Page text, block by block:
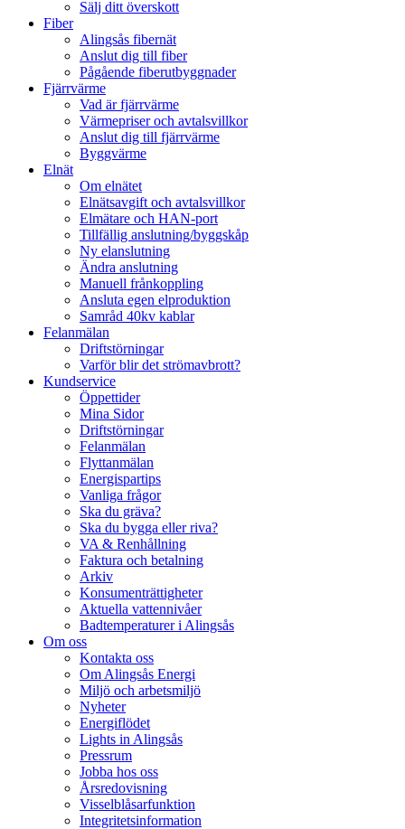
Sälj ditt överskott
Fiber
Alingsås fibernät
Anslut dig till fiber
Pågående fiberutbyggnader
Fjärrvärme
Vad är fjärrvärme
Värmepriser och avtalsvillkor
Anslut dig till fjärrvärme
Byggvärme
Elnät
Om elnätet
Elnätsavgift och avtalsvillkor
Elmätare och HAN-port
Tillfällig anslutning/byggskåp
Ny elanslutning
Ändra anslutning
Manuell frånkoppling
Ansluta egen elproduktion
Samråd 40kv kablar
Felanmälan
Driftstörningar
Varför blir det strömavbrott?
Kundservice
Öppettider
Mina Sidor
Driftstörningar
Felanmälan
Flyttanmälan
Energispartips
Vanliga frågor
Ska du gräva?
Ska du bygga eller riva?
VA & Renhållning
Faktura och betalning
Arkiv
Konsumenträttigheter
Aktuella vattennivåer
Badtemperaturer i Alingsås
Om oss
Kontakta oss
Om Alingsås Energi
Miljö och arbetsmiljö
Nyheter
Energiflödet
Lights in Alingsås
Pressrum
Jobba hos oss
Årsredovisning
Visselblåsarfunktion
Integritetsinformation